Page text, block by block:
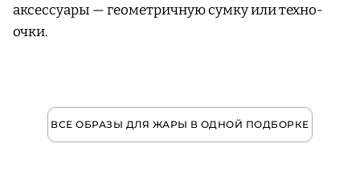
аксессуары — геометричную сумку или техно-
очки.
ВСЕ ОБРАЗЫ ДЛЯ ЖАРЫ В ОДНОЙ ПОДБОРКЕ